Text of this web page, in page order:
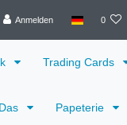
Anmelden 0
Trading Cards
Papeterie